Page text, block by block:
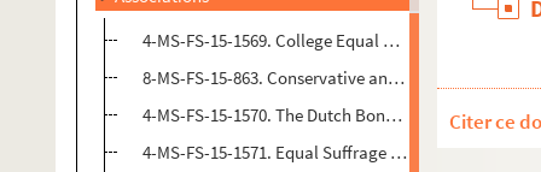
4-MS-FS-15-1569. College Equal Suffrage League
8-MS-FS-15-863. Conservative and Unionist
4-MS-FS-15-1570. The Dutch Bond of Women Suffrage
4-MS-FS-15-1571. Equal Suffrage Headquarters
Citer ce